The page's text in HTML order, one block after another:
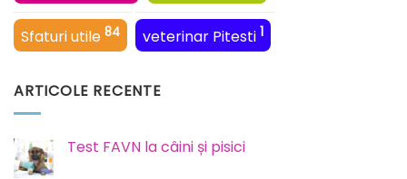
Sfaturi utile 84 veterinar Pitesti 1
ARTICOLE RECENTE
Test FAVN la câini și pisici